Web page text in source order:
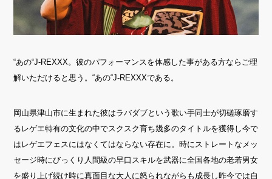
“あの“J-REXXX。彼のパフォーマンスを体感した事がある方なら ご理
解いただけると思う。“あの“J-REXXXである。
岡山県津山市に生まれた彼はラバダブという歌い手同士が切磋琢磨す
る レゲエ特有の文化の中でスクスク育ち幾多のタイトルを獲得し今で
は レゲエフェスにはなくてはならない存在に。時にストレートなメッ
セージ時にびっくり人間級の早口スキルを武器に全国各地の老若男女
を盛り上げ続け時に真面目な大人に怒られながらも成長し昨今では自